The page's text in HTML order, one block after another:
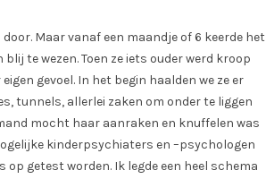
Maar vanaf een maandje of 6 keerde het
te wezen. Toen ze iets ouder werd kroop
gevoel. In het begin haalden we ze er
tunnels, allerlei zaken om onder te liggen
mocht haar aanraken en knuffelen was
kinderpsychiaters en –psychologen
getest worden. Ik legde een heel schema